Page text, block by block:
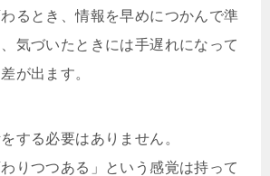
るとき、情報を早めにつかんで準
気づいたときには手遅れになって
が出ます。
する必要はありません。
りつつある」という感覚は持って